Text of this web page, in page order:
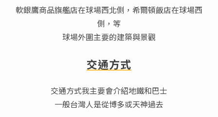
軟銀鷹商品旗艦店在球場西北側，希爾頓飯店在球場西
側，等
球場外圍主要的建築與景觀
交通方式
交通方式我主要會介紹地鐵和巴士
一般台灣人是從博多或天神過去